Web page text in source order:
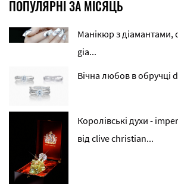
ПОПУЛЯРНІ ЗА МІСЯЦЬ
Манікюр з діамантами,
gia...
Вічна любов в обручці
Королівські духи -
від clive christian...